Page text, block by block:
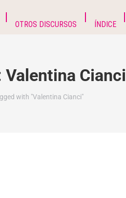
OTROS DISCURSOS ÍNDICE
Valentina Cianci
with "Valentina Cianci"